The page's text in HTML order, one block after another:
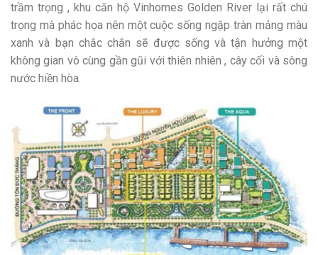
trầm trọng , khu căn hộ Vinhomes Golden River lại rất chú
trọng mà phác họa nên một cuộc sống ngập tràn mảng màu
xanh và bạn chắc chắn sẽ được sống và tận hưởng một
không gian vô cùng gần gũi với thiên nhiên , cây cối và sông
nước hiền hòa.